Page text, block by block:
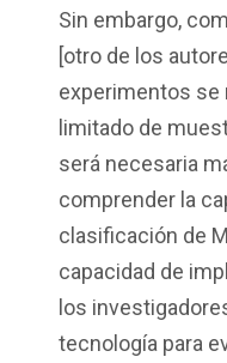
Sin embargo,
[otro de los
experimentos se
limitado de
será necesaria
comprender la
clasificación de
capacidad de
los
tecnología para